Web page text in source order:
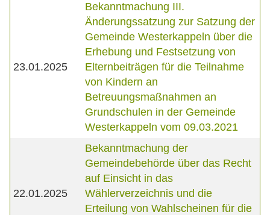
23.01.2025
Bekanntmachung III.
Änderungssatzung zur Satzung der
Gemeinde Westerkappeln über die
Erhebung und Festsetzung von
Elternbeiträgen für die Teilnahme
von Kindern an
Betreuungsmaßnahmen an
Grundschulen in der Gemeinde
Westerkappeln vom 09.03.2021
22.01.2025
Bekanntmachung der
Gemeindebehörde über das Recht
auf Einsicht in das
Wählerverzeichnis und die
Erteilung von Wahlscheinen für die